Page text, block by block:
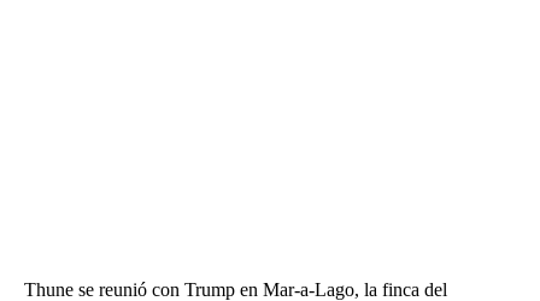
Thune se reunió con Trump en Mar-a-Lago, la finca del